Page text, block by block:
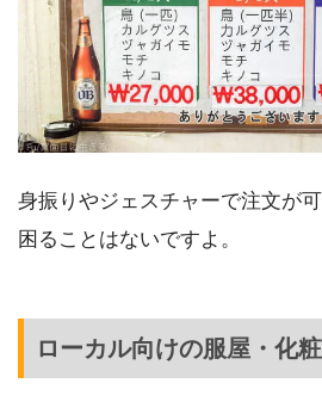
身振りやジェスチャーで注文が
困ることはないですよ。
ローカル向けの服屋・化